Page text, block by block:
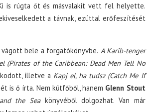
is rúgta őt és másvalakit vett fel helyette.
a távnak, ezúttal erőfeszítését
vágott bele a forgatókönyvbe. A Karib-tenger
(Pirates of the Caribbean: Dead Men Tell No
illetve a Kapj el, ha tudsz (Catch Me If
is ő írta. Nem kútfőből, hanem Glenn Stout
the Seakönyvéből dolgozhat. Van már